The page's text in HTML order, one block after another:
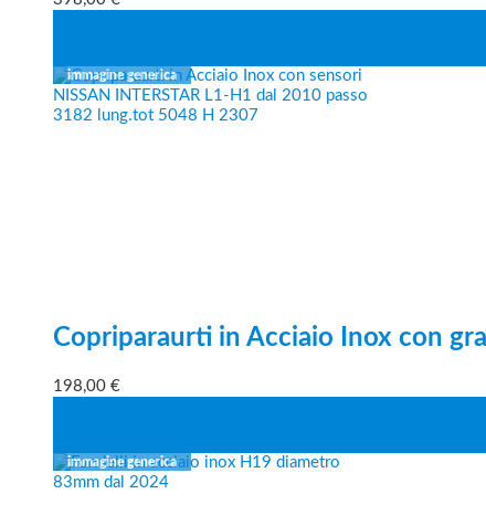
Copriparaurti in Acciaio Inox con
198,00 €